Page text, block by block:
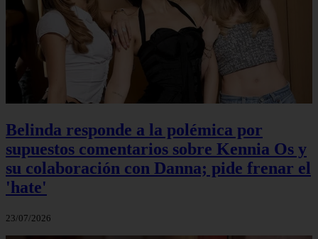
Belinda responde a la polémica por
supuestos comentarios sobre Kennia Os y
su colaboración con Danna; pide frenar el
'hate'
23/07/2026